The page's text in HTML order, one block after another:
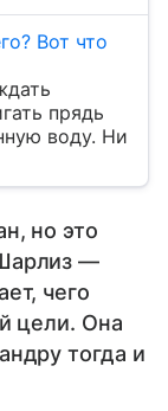
Вот что
прядь
воду. Ни
но это
—
чего
цели. Она
тогда и